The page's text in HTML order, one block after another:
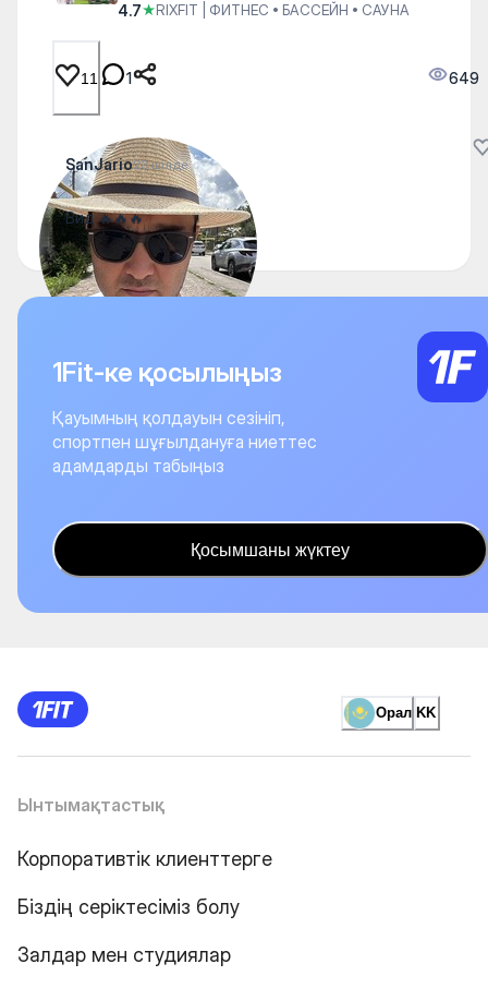
4.7★RIXFIT | ФИТНЕС • БАССЕЙН • САУНА
11 1 649
SanJario23 шілде
Вид 🔥🔥🔥
1Fit-ке қосылыңыз
Қауымның қолдауын сезініп,
спортпен шұғылдануға ниеттес
адамдарды табыңыз
Қосымшаны жүктеу
Орал KK
Ынтымақтастық
Корпоративтік клиенттерге
Біздің серіктесіміз болу
Залдар мен студиялар